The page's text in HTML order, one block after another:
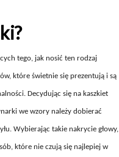
tego, jak nosić ten rodzaj
które świetnie się prezentują i są
Decydując się na kaszkiet
we wzory należy dobierać
Wybierając takie nakrycie głowy,
które nie czują się najlepiej w